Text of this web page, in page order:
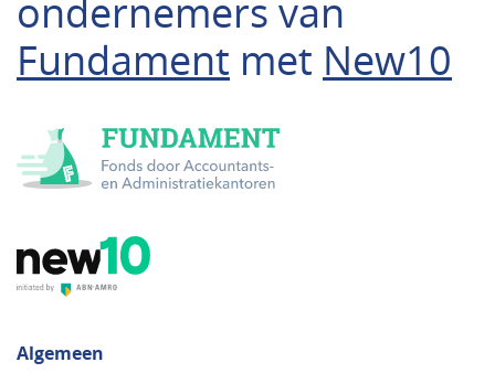
ondernemers van
Fundament met New10
Algemeen